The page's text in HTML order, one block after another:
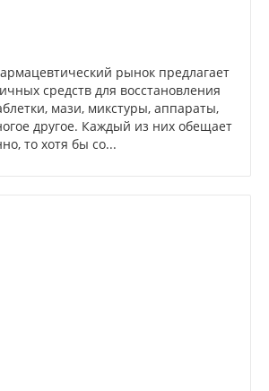
рынок предлагает
средств для восстановления
мази, микстуры, аппараты,
другое. Каждый из них обещает
то хотя бы со...